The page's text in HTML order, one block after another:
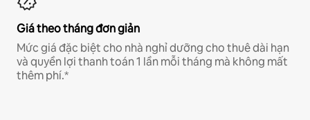
Giá theo tháng đơn giản
Mức giá đặc biệt cho nhà nghỉ dưỡng cho thuê dài hạn
và quyền lợi thanh toán 1 lần mỗi tháng mà không mất
thêm phí.*